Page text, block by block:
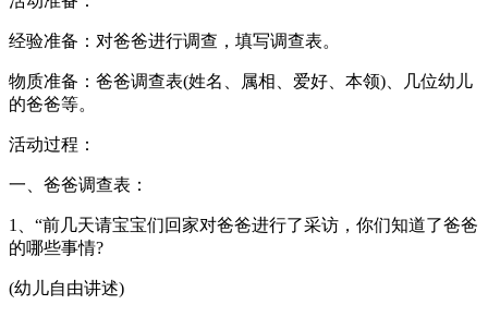
经验准备：对爸爸进行调查，填写调查表。
物质准备：爸爸调查表(姓名、属相、爱好、本领)、几位幼儿
的爸爸等。
活动过程：
一、爸爸调查表：
1、“前几天请宝宝们回家对爸爸进行了采访，你们知道了爸爸
的哪些事情?
(幼儿自由讲述)